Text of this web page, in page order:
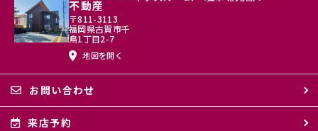
不動産
〒811-3113
福岡県古賀市千
鳥1丁目2-7
地図を開く
お問い合わせ
来店予約